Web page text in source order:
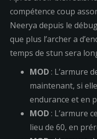
compétence coup
Neerya depuis le
que plus l’archer a
temps de stun sera
MOD: L’armure
maintenant, si
endurance et en
MOD: L’armure
lieu de 60, en